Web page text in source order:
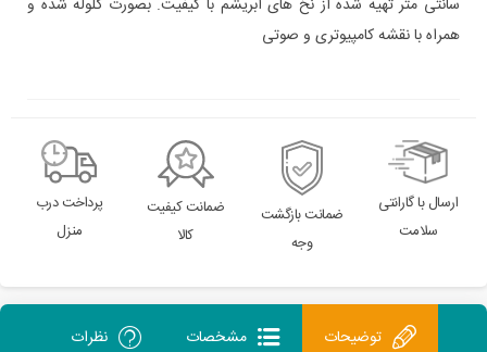
سانتی متر تهیه شده از نخ های ابریشم با کیفیت. بصورت گلوله شده و
همراه با نقشه کامپیوتری و صوتی
ارسال با گارانتی
سلامت
ضمانت بازگشت
وجه
ضمانت کیفیت
کالا
پرداخت درب
منزل
توضیحات مشخصات نظرات